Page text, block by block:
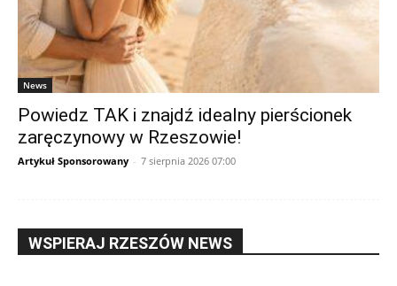
News
Powiedz TAK i znajdź idealny pierścionek
zaręczynowy w Rzeszowie!
Artykuł Sponsorowany - 7 sierpnia 2026 07:00
WSPIERAJ RZESZÓW NEWS